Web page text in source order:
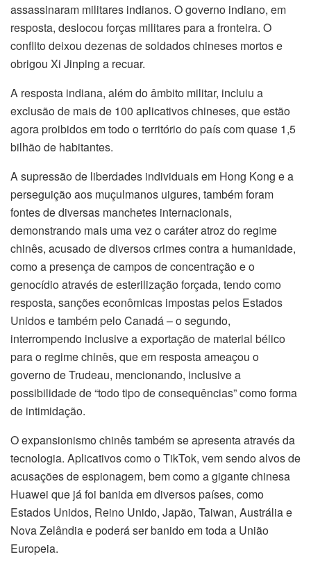
assassinaram militares indianos. O governo indiano, em
resposta, deslocou forças militares para a fronteira. O
conflito deixou dezenas de soldados chineses mortos e
obrigou Xi Jinping a recuar.
A resposta indiana, além do âmbito militar, incluiu a
exclusão de mais de 100 aplicativos chineses, que estão
agora proibidos em todo o território do país com quase 1,5
bilhão de habitantes.
A supressão de liberdades individuais em Hong Kong e a
perseguição aos muçulmanos uigures, também foram
fontes de diversas manchetes internacionais,
demonstrando mais uma vez o caráter atroz do regime
chinês, acusado de diversos crimes contra a humanidade,
como a presença de campos de concentração e o
genocídio através de esterilização forçada, tendo como
resposta, sanções econômicas impostas pelos Estados
Unidos e também pelo Canadá – o segundo,
interrompendo inclusive a exportação de material bélico
para o regime chinês, que em resposta ameaçou o
governo de Trudeau, mencionando, inclusive a
possibilidade de “todo tipo de consequências” como forma
de intimidação.
O expansionismo chinês também se apresenta através da
tecnologia. Aplicativos como o TikTok, vem sendo alvos de
acusações de espionagem, bem como a gigante chinesa
Huawei que já foi banida em diversos países, como
Estados Unidos, Reino Unido, Japão, Taiwan, Austrália e
Nova Zelândia e poderá ser banido em toda a União
Europeia.